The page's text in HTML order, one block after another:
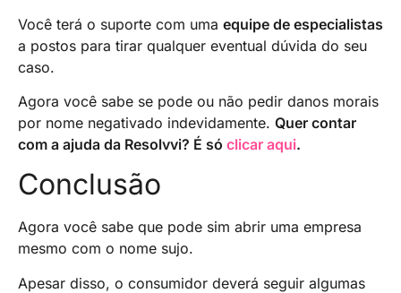
Você terá o suporte com uma equipe de especialistas
a postos para tirar qualquer eventual dúvida do seu
caso.
Agora você sabe se pode ou não pedir danos morais
por nome negativado indevidamente. Quer contar
com a ajuda da Resolvvi? É só clicar aqui.
Conclusão
Agora você sabe que pode sim abrir uma empresa
mesmo com o nome sujo.
Apesar disso, o consumidor deverá seguir algumas